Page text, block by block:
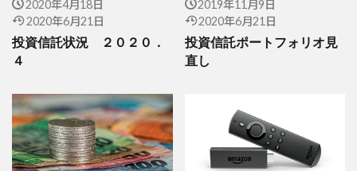
2020年4月18日
2020年6月21日
投資信託状況 ２０２０．
４
2019年11月9日
2020年6月21日
投資信託ポートフォリオ見
直し